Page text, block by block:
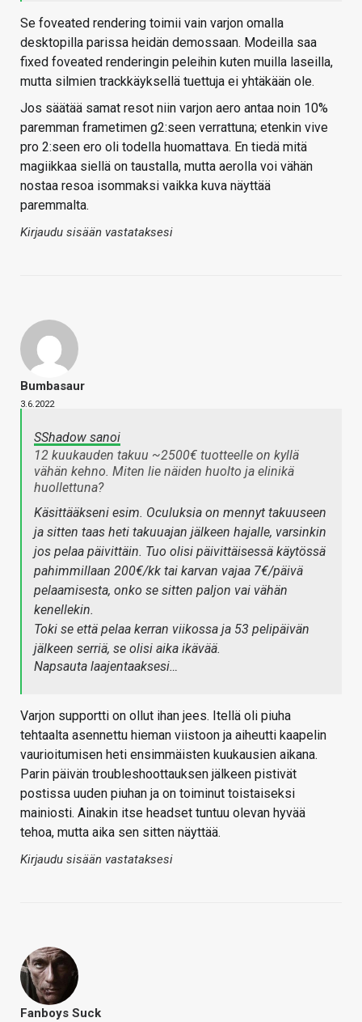
Se foveated rendering toimii vain varjon omalla
desktopilla parissa heidän demossaan. Modeilla saa
fixed foveated renderingin peleihin kuten muilla laseilla,
mutta silmien trackkäyksellä tuettuja ei yhtäkään ole.
Jos säätää samat resot niin varjon aero antaa noin 10%
paremman frametimen g2:seen verrattuna; etenkin vive
pro 2:seen ero oli todella huomattava. En tiedä mitä
magiikkaa siellä on taustalla, mutta aerolla voi vähän
nostaa resoa isommaksi vaikka kuva näyttää
paremmalta.
Kirjaudu sisään vastataksesi
Bumbasaur
3.6.2022
SShadow sanoi
12 kuukauden takuu ~2500€ tuotteelle on kyllä
vähän kehno. Miten lie näiden huolto ja elinikä
huollettuna?
Käsittääkseni esim. Oculuksia on mennyt takuuseen
ja sitten taas heti takuuajan jälkeen hajalle, varsinkin
jos pelaa päivittäin. Tuo olisi päivittäisessä käytössä
pahimmillaan 200€/kk tai karvan vajaa 7€/päivä
pelaamisesta, onko se sitten paljon vai vähän
kenellekin.
Toki se että pelaa kerran viikossa ja 53 pelipäivän
jälkeen serriä, se olisi aika ikävää.
Napsauta laajentaaksesi…
Varjon supportti on ollut ihan jees. Itellä oli piuha
tehtaalta asennettu hieman viistoon ja aiheutti kaapelin
vaurioitumisen heti ensimmäisten kuukausien aikana.
Parin päivän troubleshoottauksen jälkeen pistivät
postissa uuden piuhan ja on toiminut toistaiseksi
mainiosti. Ainakin itse headset tuntuu olevan hyvää
tehoa, mutta aika sen sitten näyttää.
Kirjaudu sisään vastataksesi
Fanboys Suck